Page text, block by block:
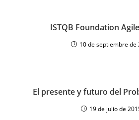
ISTQB Foundation
10 de septiembre de
El presente y futuro del
19 de julio de